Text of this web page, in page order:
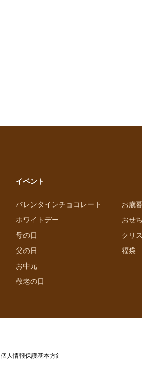
イベント
バレンタインチョコレート
ホワイトデー
母の日
父の日
お中元
敬老の日
お歳暮
おせ
クリ
福袋
個人情報保護基本方針